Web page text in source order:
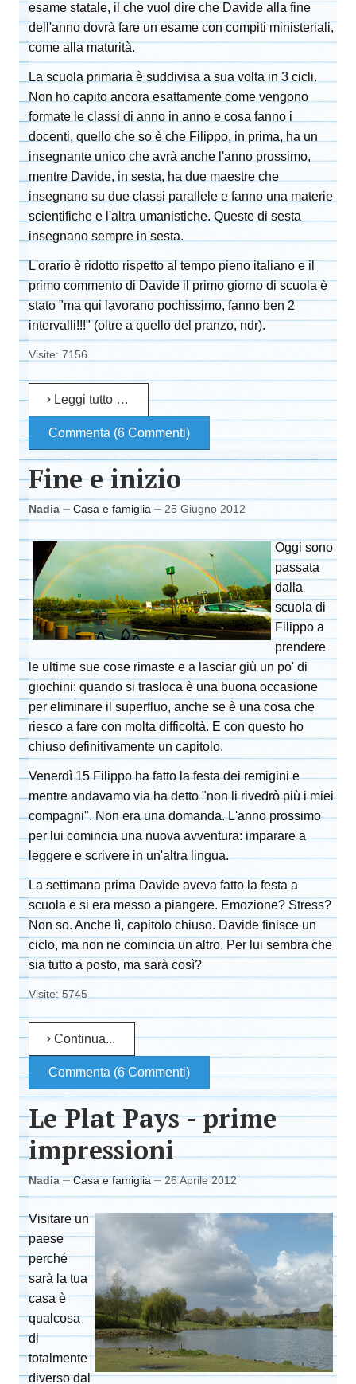
esame statale, il che vuol dire che Davide alla fine
dell'anno dovrà fare un esame con compiti ministeriali,
come alla maturità.
La scuola primaria è suddivisa a sua volta in 3 cicli.
Non ho capito ancora esattamente come vengono
formate le classi di anno in anno e cosa fanno i
docenti, quello che so è che Filippo, in prima, ha un
insegnante unico che avrà anche l'anno prossimo,
mentre Davide, in sesta, ha due maestre che
insegnano su due classi parallele e fanno una materie
scientifiche e l'altra umanistiche. Queste di sesta
insegnano sempre in sesta.
L'orario è ridotto rispetto al tempo pieno italiano e il
primo commento di Davide il primo giorno di scuola è
stato "ma qui lavorano pochissimo, fanno ben 2
intervalli!!!" (oltre a quello del pranzo, ndr).
Visite: 7156
Leggi tutto …
Commenta (6 Commenti)
Fine e inizio
Nadia Casa e famiglia 25 Giugno 2012
Oggi sono
passata
dalla
scuola di
Filippo a
prendere
le ultime sue cose rimaste e a lasciar giù un po' di
giochini: quando si trasloca è una buona occasione
per eliminare il superfluo, anche se è una cosa che
riesco a fare con molta difficoltà. E con questo ho
chiuso definitivamente un capitolo.
Venerdì 15 Filippo ha fatto la festa dei remigini e
mentre andavamo via ha detto "non li rivedrò più i miei
compagni". Non era una domanda. L'anno prossimo
per lui comincia una nuova avventura: imparare a
leggere e scrivere in un'altra lingua.
La settimana prima Davide aveva fatto la festa a
scuola e si era messo a piangere. Emozione? Stress?
Non so. Anche lì, capitolo chiuso. Davide finisce un
ciclo, ma non ne comincia un altro. Per lui sembra che
sia tutto a posto, ma sarà così?
Visite: 5745
Continua...
Commenta (6 Commenti)
Le Plat Pays - prime
impressioni
Nadia Casa e famiglia 26 Aprile 2012
Visitare un
paese
perché
sarà la tua
casa è
qualcosa
di
totalmente
diverso dal